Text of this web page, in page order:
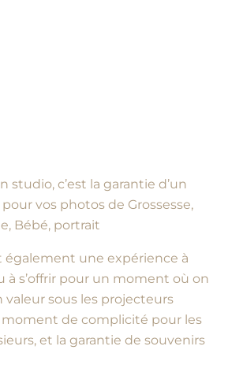
studio, c’est la garantie d’un
vos photos de Grossesse,
Bébé, portrait
également une expérience à
à s’offrir pour un moment où on
valeur sous les projecteurs
moment de complicité pour les
et la garantie de souvenirs